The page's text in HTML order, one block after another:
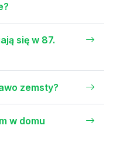
się w 87.
zemsty?
w domu